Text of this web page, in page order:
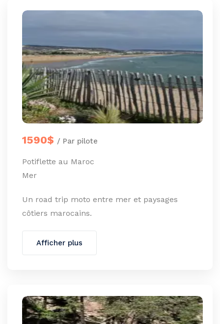
1590$ / Par pilote
Potiflette au Maroc
Mer
Un road trip moto entre mer et paysages
côtiers marocains.
Afficher plus